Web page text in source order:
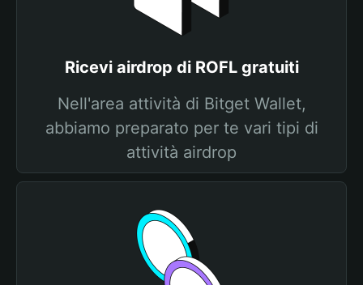
Ricevi airdrop di ROFL gratuiti
Nell'area attività di Bitget Wallet,
abbiamo preparato per te vari tipi di
attività airdrop